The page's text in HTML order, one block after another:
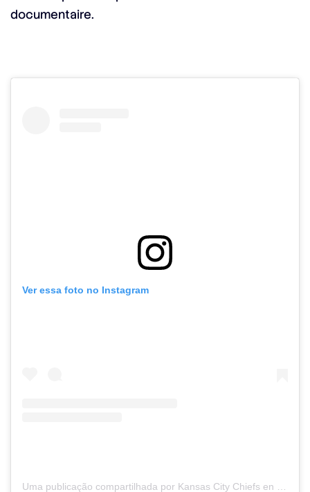
documentaire.
Ver essa foto no Instagram